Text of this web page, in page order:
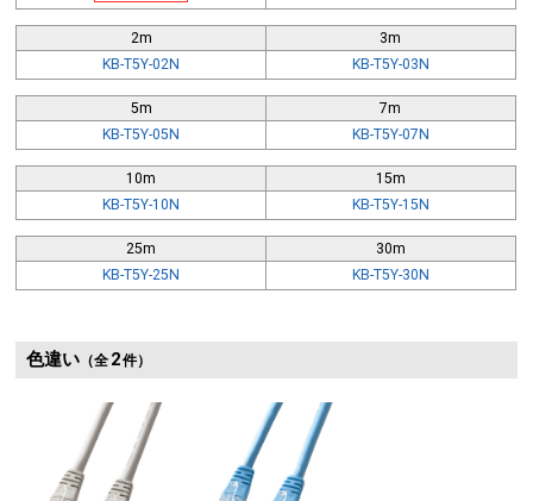
2m
KB-T5Y-02N
3m
KB-T5Y-03N
5m
KB-T5Y-05N
7m
KB-T5Y-07N
10m
KB-T5Y-10N
15m
KB-T5Y-15N
25m
KB-T5Y-25N
30m
KB-T5Y-30N
色違い（全 2件）